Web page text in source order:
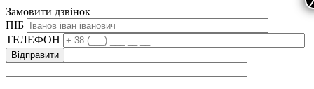
Замовити дзвінок
ПІБ
ТЕЛЕФОН